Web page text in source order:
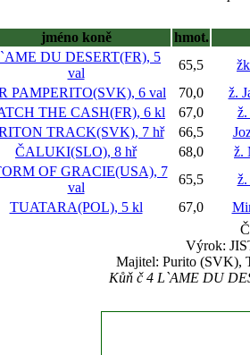
jméno koně
hmot.
DU DESERT(FR), 5
val
65,5
PAMPERITO(SVK), 6 val 70,0
ž.
THE CASH(FR), 6 kl 67,0
ž.
TRACK(SVK), 7 hř 66,5
ČALUKI(SLO), 8 hř 68,0
ž.
OF GRACIE(USA), 7
val
65,5
ž.
TUATARA(POL), 5 kl 67,0
Výrok:
Majitel: Purito (SVK),
Kůň č 4 L`AME DU